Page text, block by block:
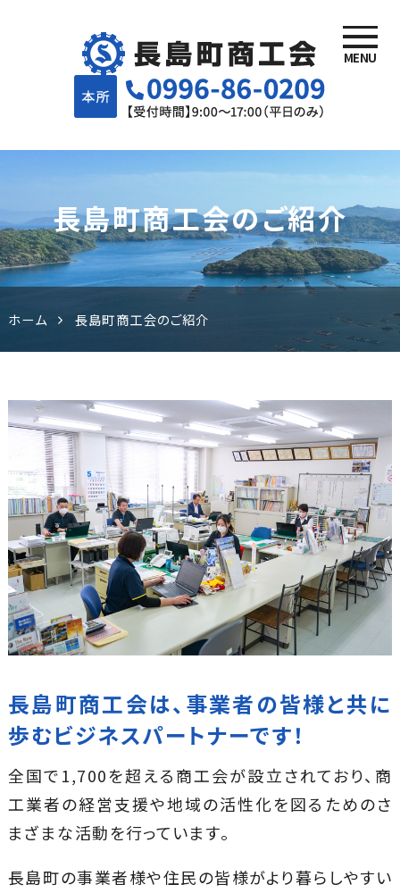
長島町商
工会 | 鹿
児島県長
島町でが
んばる事
業者様を
応援しま
す！
MENU
長島町商工会のご紹介
ホーム 長島町商工会のご紹介
長島町商工会は、事業者の皆様と共に
歩むビジネスパートナーです！
全国で1,700を超える商工会が設立されており、商
工業者の経営支援や地域の活性化を図るためのさ
まざまな活動を行っています。
長島町の事業者様や住民の皆様がより暮らしやすい